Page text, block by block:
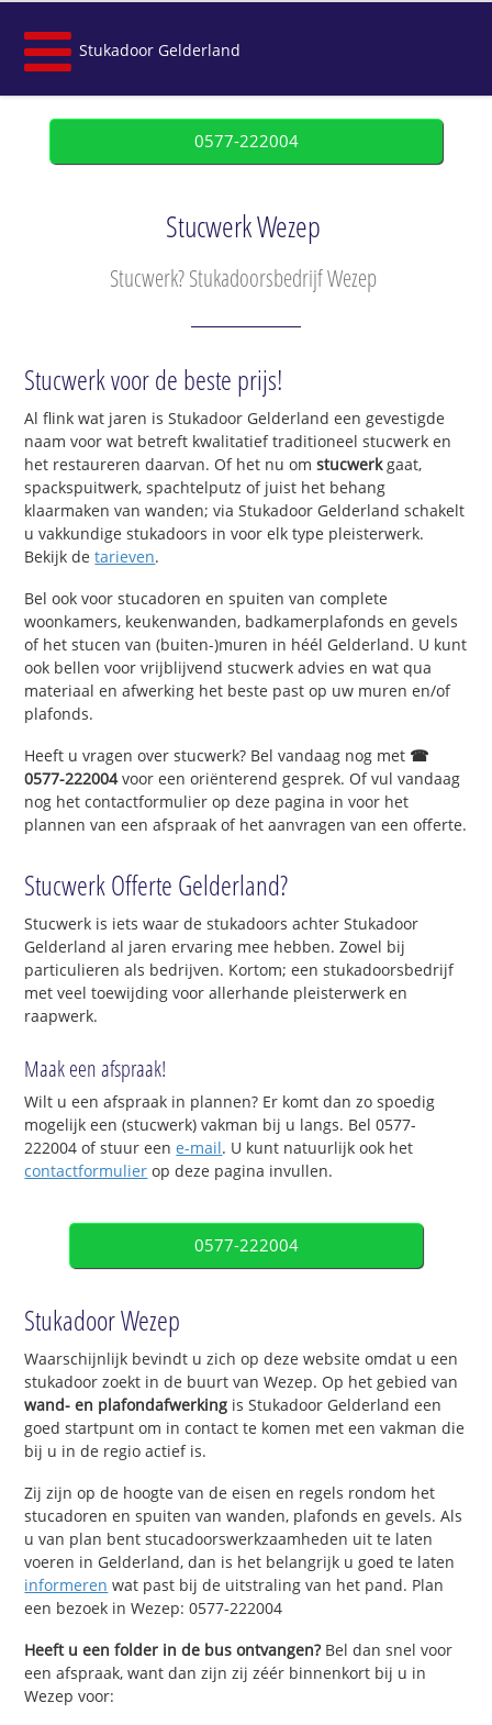
Stukadoor Gelderland
0577-222004
Stucwerk Wezep
Stucwerk? Stukadoorsbedrijf Wezep
Stucwerk voor de beste prijs!
Al flink wat jaren is Stukadoor Gelderland een gevestigde
naam voor wat betreft kwalitatief traditioneel stucwerk en
het restaureren daarvan. Of het nu omstucwerkgaat,
spackspuitwerk, spachtelputz of juist het behang
klaarmaken van wanden; via Stukadoor Gelderland schakelt
u vakkundige stukadoors in voor elk type pleisterwerk.
Bekijk detarieven.
Bel ook voor stucadoren en spuiten van complete
woonkamers, keukenwanden, badkamerplafonds en gevels
of het stucen van (buiten-)muren in héél Gelderland. U kunt
ook bellen voor vrijblijvend stucwerk advies en wat qua
materiaal en afwerking het beste past op uw muren en/of
plafonds.
Heeft u vragen over stucwerk? Bel vandaag nog met ☎
0577-222004voor een oriënterend gesprek. Of vul vandaag
nog het contactformulier op deze pagina in voor het
plannen van een afspraak of het aanvragen van een offerte.
Stucwerk Offerte Gelderland?
Stucwerk is iets waar de stukadoors achter Stukadoor
Gelderland al jaren ervaring mee hebben. Zowel bij
particulieren als bedrijven. Kortom; een stukadoorsbedrijf
met veel toewijding voor allerhande pleisterwerk en
raapwerk.
Maak een afspraak!
Wilt u een afspraak in plannen? Er komt dan zo spoedig
mogelijk een (stucwerk) vakman bij u langs. Bel 0577-
222004 of stuur eene-mail. U kunt natuurlijk ook het
contactformulier op deze pagina invullen.
0577-222004
Stukadoor Wezep
Waarschijnlijk bevindt u zich op deze website omdat u een
stukadoor zoekt in de buurt van Wezep. Op het gebied van
wand- en plafondafwerking is Stukadoor Gelderland een
goed startpunt om in contact te komen met een vakman die
bij u in de regio actief is.
Zij zijn op de hoogte van de eisen en regels rondom het
stucadoren en spuiten van wanden, plafonds en gevels. Als
u van plan bent stucadoorswerkzaamheden uit te laten
voeren in Gelderland, dan is het belangrijk u goed te laten
informeren wat past bij de uitstraling van het pand. Plan
een bezoek in Wezep: 0577-222004
Heeft u een folder in de bus ontvangen?Bel dan snel voor
een afspraak, want dan zijn zij zéér binnenkort bij u in
Wezep voor: